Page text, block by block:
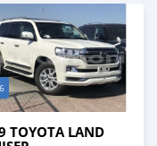
TOYOTA LAND